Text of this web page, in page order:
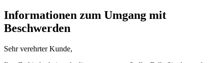
Informationen zum Umgang mit
Beschwerden
Sehr verehrter Kunde,